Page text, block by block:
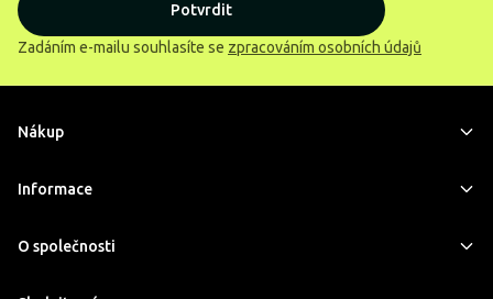
Potvrdit
Zadáním e-mailu souhlasíte se zpracováním osobních údajů
Nákup
Informace
O společnosti